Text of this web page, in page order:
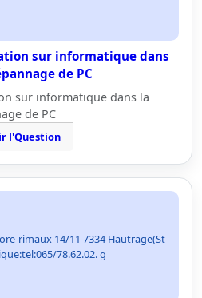
sur informatique dans
de PC
sur informatique dans la
de PC
l'Question
rimaux 14/11 7334 Hautrage(St
78.62.02. g